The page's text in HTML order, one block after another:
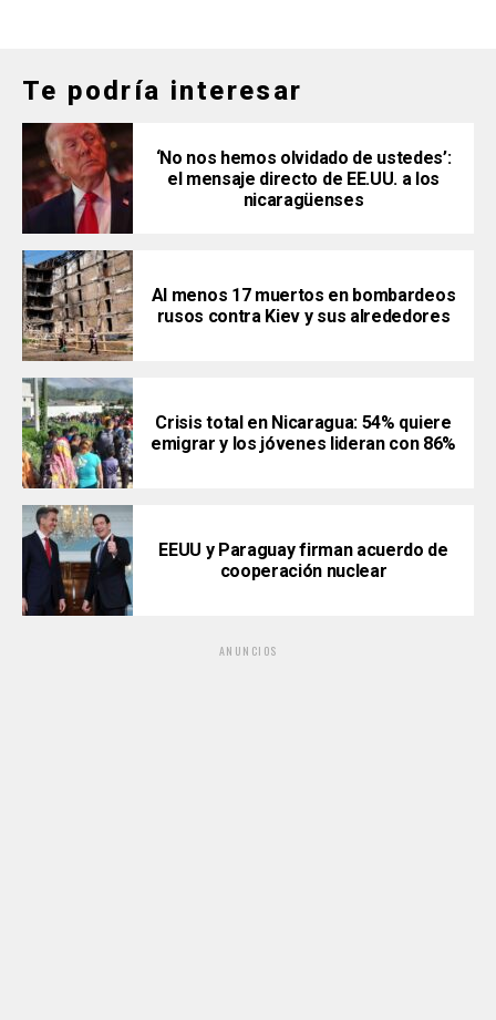
Te podría interesar
‘No nos hemos olvidado de ustedes’:
el mensaje directo de EE.UU. a los
nicaragüenses
Al menos 17 muertos en bombardeos
rusos contra Kiev y sus alrededores
Crisis total en Nicaragua: 54% quiere
emigrar y los jóvenes lideran con 86%
EEUU y Paraguay firman acuerdo de
cooperación nuclear
ANUNCIOS